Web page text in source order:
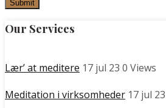
Our Services
Lær’ at meditere 17 jul 23 0 Views
Meditation i virksomheder 17 jul 23